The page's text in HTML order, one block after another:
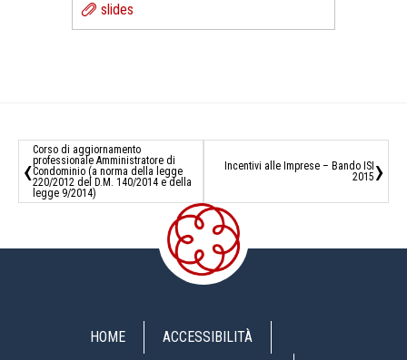
slides
‹Corso di aggiornamento
professionale Amministratore di
Condominio (a norma della legge
220/2012 del D.M. 140/2014 e della
legge 9/2014)
Incentivi alle Imprese – Bando ISI
2015 ›
HOME
ACCESSIBILITÀ